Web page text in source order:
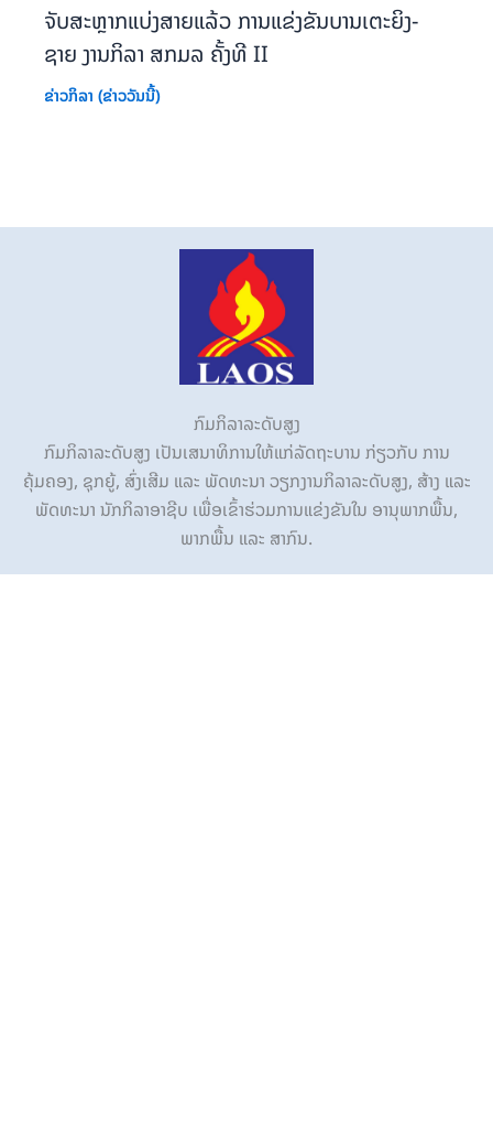
ຈັບສະຫຼາກແບ່ງສາຍແລ້ວ ການແຂ່ງຂັນບານເຕະຍິງ-
ຊາຍ ງານກິລາ ສກມລ ຄັ້ງທີ II
ຂ່າວກິລາ (ຂ່າວວັນນີ້)
ກົມກິລາລະດັບສູງ
ກົມກິລາລະດັບສູງ ເປັນເສນາທິການໃຫ້ແກ່ລັດຖະບານ ກ່ຽວກັບ ການ
ຄຸ້ມຄອງ, ຊຸກຍູ້, ສົ່ງເສີມ ແລະ ພັດທະນາ ວຽກງານກິລາລະດັບສູງ, ສ້າງ ແລະ
ພັດທະນາ ນັກກິລາອາຊີບ ເພື່ອເຂົ້າຮ່ວມການແຂ່ງຂັນໃນ ອານຸພາກພື້ນ,
ພາກພື້ນ ແລະ ສາກົນ.